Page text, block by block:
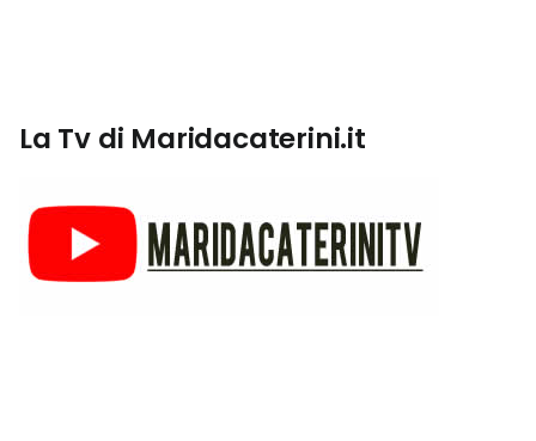
La Tv di Maridacaterini.it